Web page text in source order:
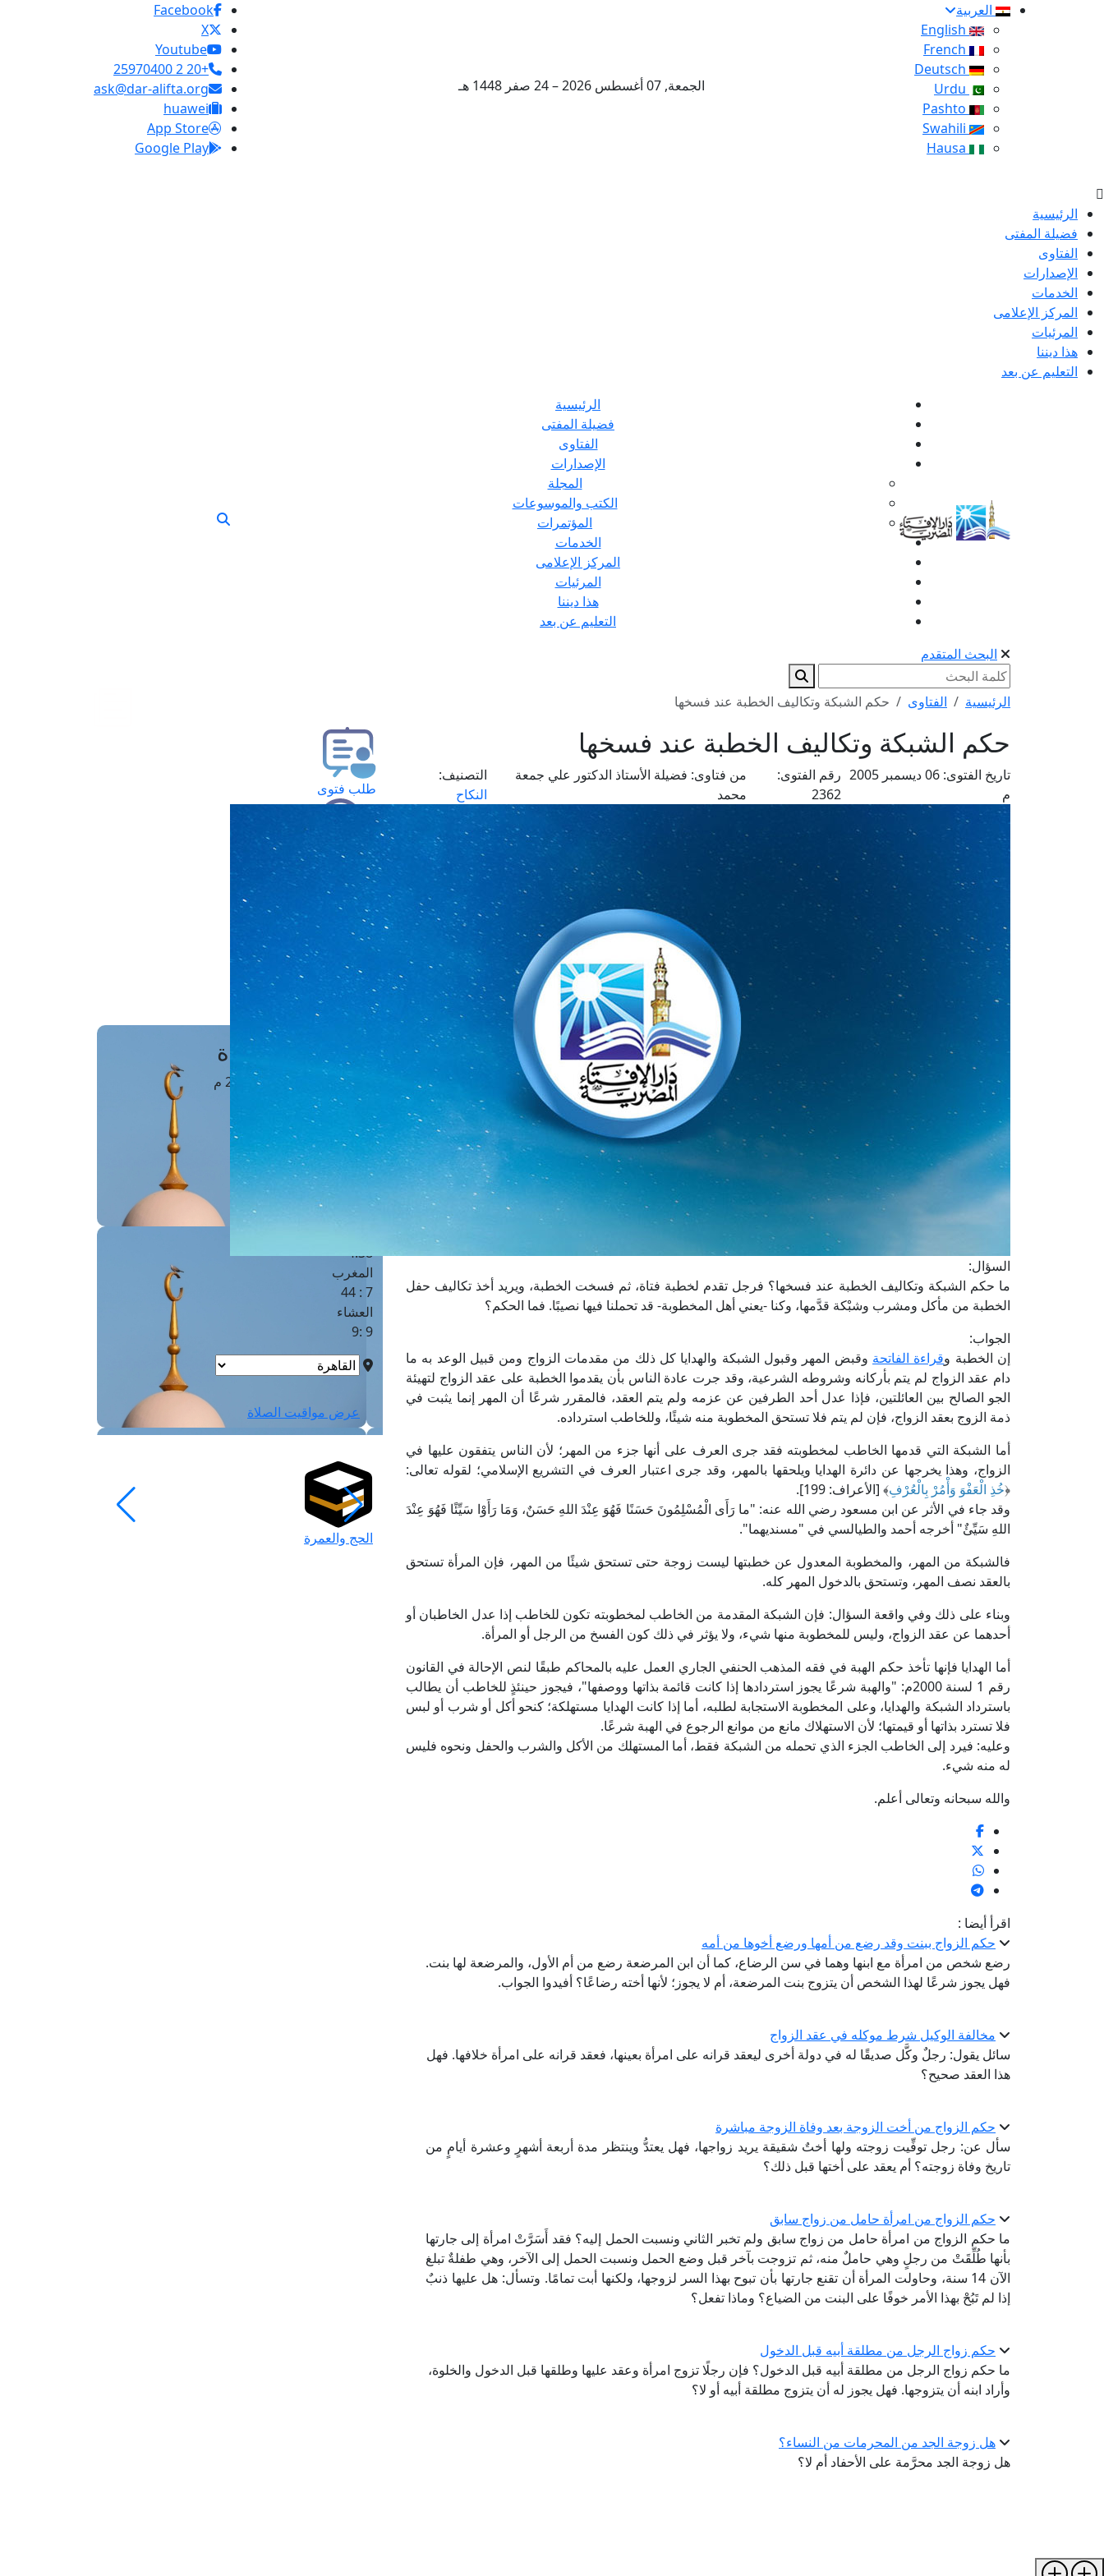
العربية
الجمعة, 07 أغسطس 2026 – 24 صفر 1448 هـ
Facebook
X
Youtube
+20 2 25970400
ask@dar-alifta.org
huawei
App Store
Google Play
الرئيسية
فضيلة المفتى
الفتاوى
الإصدارات
الخدمات
المركز الإعلامى
المرئيات
هذا ديننا
التعليم عن بعد
الرئيسية
فضيلة المفتى
الفتاوى
الإصدارات
المجلة
الكتب والموسوعات
المؤتمرات
الخدمات
المركز الإعلامى
المرئيات
هذا ديننا
التعليم عن بعد
البحث المتقدم
الرئيسية الفتاوى حكم الشبكة وتكاليف الخطبة عند فسخها
حكم الشبكة وتكاليف الخطبة عند فسخها
تاريخ الفتوى:
06 ديسمبر 2005
م
رقم الفتوى:
2362
من فتاوى: فضيلة الأستاذ الدكتور علي جمعة
محمد
التصنيف:
النكاح
السؤال:
ما حكم الشبكة وتكاليف الخطبة عند فسخها؟ فرجل تقدم لخطبة فتاة، ثم فسخت الخطبة، ويريد أخذ تكاليف حفل
الخطبة من مأكل ومشرب وشبْكة قدَّمها، وكنا -يعني أهل المخطوبة- قد تحملنا فيها نصيبًا. فما الحكم؟
الجواب:
إن الخطبة وقراءة الفاتحة وقبض المهر وقبول الشبكة والهدايا كل ذلك من مقدمات الزواج ومن قبيل الوعد به ما
دام عقد الزواج لم يتم بأركانه وشروطه الشرعية، وقد جرت عادة الناس بأن يقدموا الخطبة على عقد الزواج لتهيئة
الجو الصالح بين العائلتين، فإذا عدل أحد الطرفين عن عزمه ولم يتم العقد، فالمقرر شرعًا أن المهر إنما يثبت في
ذمة الزوج بعقد الزواج، فإن لم يتم فلا تستحق المخطوبة منه شيئًا، وللخاطب استرداده.
أما الشبكة التي قدمها الخاطب لمخطوبته فقد جرى العرف على أنها جزء من المهر؛ لأن الناس يتفقون عليها في
الزواج، وهذا يخرجها عن دائرة الهدايا ويلحقها بالمهر، وقد جرى اعتبار العرف في التشريع الإسلامي؛ لقوله تعالى:
﴿خُذِ الْعَفْوَ وَأْمُرْ بِالْعُرْفِ﴾ [الأعراف: 199].
وقد جاء في الأثر عن ابن مسعود رضي الله عنه: "ما رَأَى الْمُسْلِمُونَ حَسَنًا فَهُوَ عِنْدَ اللهِ حَسَنٌ، وَمَا رَأَوْا سَيِّئًا فَهُوَ عِنْدَ
اللهِ سَيِّئٌ" أخرجه أحمد والطيالسي في "مسنديهما".
فالشبكة من المهر، والمخطوبة المعدول عن خطبتها ليست زوجة حتى تستحق شيئًا من المهر، فإن المرأة تستحق
بالعقد نصف المهر، وتستحق بالدخول المهر كله.
وبناء على ذلك وفي واقعة السؤال: فإن الشبكة المقدمة من الخاطب لمخطوبته تكون للخاطب إذا عدل الخاطبان أو
أحدهما عن عقد الزواج، وليس للمخطوبة منها شيء، ولا يؤثر في ذلك كون الفسخ من الرجل أو المرأة.
أما الهدايا فإنها تأخذ حكم الهبة في فقه المذهب الحنفي الجاري العمل عليه بالمحاكم طبقًا لنص الإحالة في القانون
رقم 1 لسنة 2000م: "والهبة شرعًا يجوز استردادها إذا كانت قائمة بذاتها ووصفها"، فيجوز حينئذٍ للخاطب أن يطالب
باسترداد الشبكة والهدايا، وعلى المخطوبة الاستجابة لطلبه، أما إذا كانت الهدايا مستهلكة؛ كنحو أكل أو شرب أو لبس
فلا تسترد بذاتها أو قيمتها؛ لأن الاستهلاك مانع من موانع الرجوع في الهبة شرعًا.
وعليه: فيرد إلى الخاطب الجزء الذي تحمله من الشبكة فقط، أما المستهلك من الأكل والشرب والحفل ونحوه فليس
له منه شيء.
والله سبحانه وتعالى أعلم.
اقرأ أيضا :
حكم الزواج ببنت وقد رضع من أمها ورضع أخوها من أمه
رضع شخص من امرأة مع ابنها وهما في سن الرضاع، كما أن ابن المرضعة رضع من أم الأول، والمرضعة لها بنت.
فهل يجوز شرعًا لهذا الشخص أن يتزوج بنت المرضعة، أم لا يجوز؛ لأنها أخته رضاعًا؟ أفيدوا الجواب.
مخالفة الوكيل شرط موكله في عقد الزواج
سائل يقول: رجلٌ وكَّل صديقًا له في دولة أخرى ليعقد قرانه على امرأة بعينها، فعقد قرانه على امرأة خلافها. فهل
هذا العقد صحيح؟
حكم الزواج من أخت الزوجة بعد وفاة الزوجة مباشرة
سأل عن: رجل توفِّيت زوجته ولها أختٌ شقيقة يريد زواجها، فهل يعتدُّ وينتظر مدة أربعة أشهرٍ وعشرة أيامٍ من
تاريخ وفاة زوجته؟ أم يعقد على أختها قبل ذلك؟
حكم الزواج من امرأة حامل من زواج سابق
ما حكم الزواج من امرأة حامل من زواج سابق ولم تخبر الثاني ونسبت الحمل إليه؟ فقد أَسَرَّتْ امرأة إلى جارتها
بأنها طُلِّقَتْ من رجلٍ وهي حاملٌ منه، ثم تزوجت بآخر قبل وضع الحمل ونسبت الحمل إلى الآخر، وهي طفلةٌ تبلغ
الآن 14 سنة، وحاولت المرأة أن تقنع جارتها بأن تبوح بهذا السر لزوجها، ولكنها أبت تمامًا. وتسأل: هل عليها ذنبٌ
إذا لم تَبُحْ بهذا الأمر خوفًا على البنت من الضياع؟ وماذا تفعل؟
حكم زواج الرجل من مطلقة أبيه قبل الدخول
ما حكم زواج الرجل من مطلقة أبيه قبل الدخول؟ فإن رجلًا تزوج امرأة وعقد عليها وطلقها قبل الدخول والخلوة،
وأراد ابنه أن يتزوجها. فهل يجوز له أن يتزوج مطلقة أبيه أو لا؟
هل زوجة الجد من المحرمات من النساء؟
هل زوجة الجد محرَّمة على الأحفاد أم لا؟
طلب فتوى
استعلام عن فتوى
حجز موعد
الفتوى الهاتفية
مَواقِيتُ الصَّـــلاة
القاهرة · 07 أغسطس 2026 م
4 :41
الشروق
6 :17
4:38
المغرب
7 : 44
العشاء
9 :9
عرض مواقيت الصلاة
الحج والعمرة